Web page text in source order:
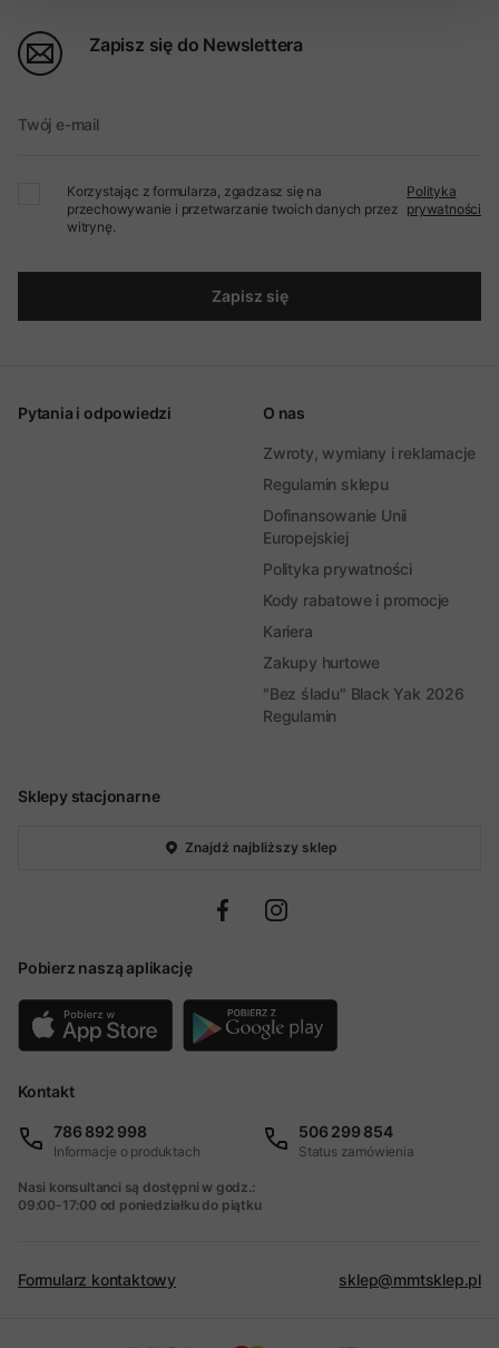
Zapisz się do Newslettera
Twój e-mail
Korzystając z formularza, zgadzasz się na
przechowywanie i przetwarzanie twoich danych przez
witrynę.
Polityka
prywatności
Zapisz się
Sklepy stacjonarne
Znajdź najbliższy sklep
Pobierz naszą aplikację
Pytania i odpowiedzi O nas
Zwroty, wymiany i reklamacje
Regulamin sklepu
Dofinansowanie Unii
Europejskiej
Polityka prywatności
Kody rabatowe i promocje
Kariera
Zakupy hurtowe
"Bez śladu" Black Yak 2026
Regulamin
Kontakt
786 892 998
Informacje o produktach
506 299 854
Status zamówienia
Nasi konsultanci są dostępni w godz.:
09:00-17:00 od poniedziałku do piątku
Formularz kontaktowy sklep@mmtsklep.pl